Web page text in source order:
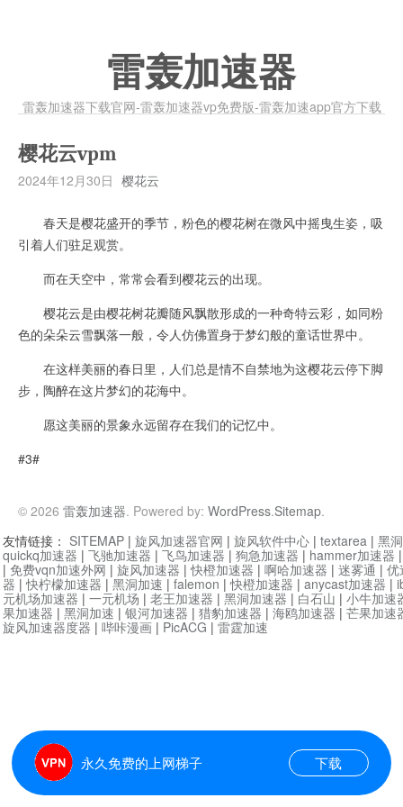
雷轰加速器
雷轰加速器下载官网-雷轰加速器vp免费版-雷轰加速app官方下载
樱花云vpm
2024年12月30日 樱花云
春天是樱花盛开的季节，粉色的樱花树在微风中摇曳生姿，吸
引着人们驻足观赏。
而在天空中，常常会看到樱花云的出现。
樱花云是由樱花树花瓣随风飘散形成的一种奇特云彩，如同粉
色的朵朵云雪飘落一般，令人仿佛置身于梦幻般的童话世界中。
在这样美丽的春日里，人们总是情不自禁地为这樱花云停下脚
步，陶醉在这片梦幻的花海中。
愿这美丽的景象永远留存在我们的记忆中。
#3#
© 2026 雷轰加速器. Powered by: WordPress.Sitemap.
永久免费的上网梯子 下载
友情链接： SITEMAP | 旋风加速器官网 | 旋风软件中心 | textarea | 黑
quickq加速器 | 飞驰加速器 | 飞鸟加速器 | 狗急加速器 | hammer加速器
| 免费vqn加速外网 | 旋风加速器 |快橙加速器 | 啊哈加速器 | 迷雾通 | 优
器 |快柠檬加速器 | 黑洞加速 | falemon |快橙加速器 | anycast加速器 |
元机场加速器 | 一元机场 | 老王加速器 | 黑洞加速器 | 白石山 | 小牛加速
果加速器 | 黑洞加速 | 银河加速器 | 猎豹加速器 | 海鸥加速器 | 芒果加速
旋风加速器度器 | 哔咔漫画 | PicACG | 雷霆加速